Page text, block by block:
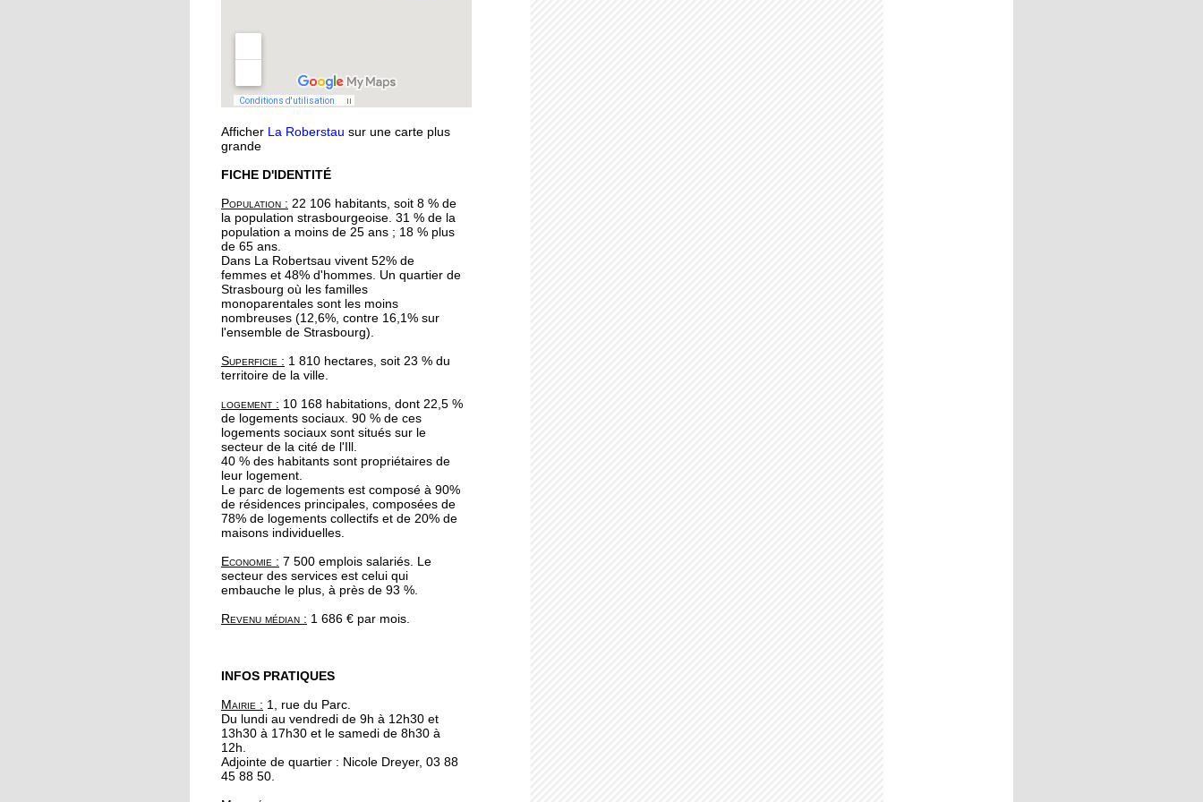
11 octobre 2018
Oser parler avec les
marionnettes
11 octobre 2018
Avec l'atelier "à vos
binettes", on nourrit le sol
sans produits chimiques
10 octobre 2018
Initier les seniors aux
cosmétiques naturels
10 octobre 2018
débarque à l'Escale
19 octobre 2017
Le quartier reste une
valeur sûre pour les
promoteurs immobiliers
19 octobre 2017
A l'Escale, Halloween se
19 octobre 2017
Le barrage de la
Robertsau sous bonne
18 octobre 2017
" Y a pas d'âge pour le
yoga !"
17 octobre 2017
Afficher La Roberstau sur une carte plus
grande
FICHE D'IDENTITÉ
Population : 22 106 habitants, soit 8 % de
la population strasbourgeoise. 31 % de la
population a moins de 25 ans ; 18 % plus
de 65 ans.
Dans La Robertsau vivent 52% de
femmes et 48% d'hommes. Un quartier de
Strasbourg où les familles
monoparentales sont les moins
nombreuses (12,6%, contre 16,1% sur
l'ensemble de Strasbourg).
Superficie : 1 810 hectares, soit 23 % du
territoire de la ville.
logement : 10 168 habitations, dont 22,5 %
de logements sociaux. 90 % de ces
logements sociaux sont situés sur le
secteur de la cité de l'Ill.
40 % des habitants sont propriétaires de
leur logement.
Le parc de logements est composé à 90%
de résidences principales, composées de
78% de logements collectifs et de 20% de
maisons individuelles.
Economie : 7 500 emplois salariés. Le
secteur des services est celui qui
embauche le plus, à près de 93 %.
Revenu médian : 1 686 € par mois.
INFOS PRATIQUES
Mairie : 1, rue du Parc.
Du lundi au vendredi de 9h à 12h30 et
13h30 à 17h30 et le samedi de 8h30 à
12h.
Adjointe de quartier : Nicole Dreyer, 03 88
45 88 50.